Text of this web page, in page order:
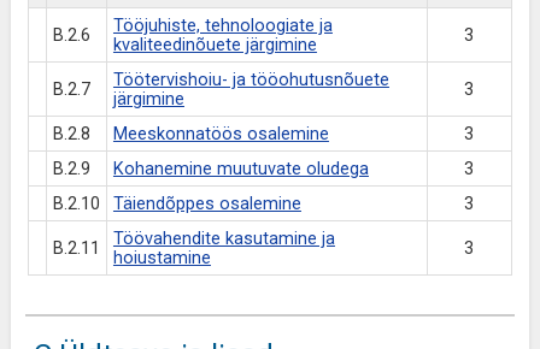
B.2.6
Tööjuhiste, tehnoloogiate ja
kvaliteedinõuete järgimine
3
B.2.7
Töötervishoiu- ja tööohutusnõuete
järgimine
3
B.2.8 Meeskonnatöös osalemine
3
B.2.9
Kohanemine muutuvate oludega
3
B.2.10
Täiendõppes osalemine 3
B.2.11
Töövahendite kasutamine ja
hoiustamine
3